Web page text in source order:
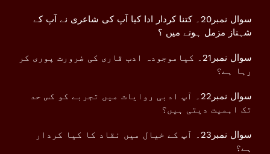
سوال نمبر20۔ کتنا کردار ادا کیا آپ کی شاعری نے آپ کے
شہناز مزمل ہونے میں ؟
سوال نمبر21۔ کیاموجودہ ادب قاری کی ضرورت پوری کر
رہا ہے؟
سوال نمبر22۔ آپ ادبی روایات میں تجربے کو کس حد
تک اہمیت دیتی ہیں؟
سوال نمبر23۔ آپ کے خیال میں نقاد کا کیا کردار
ہے؟